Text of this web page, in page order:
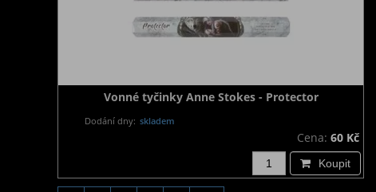
Vonné tyčinky Anne Stokes - Protector
Dodání dny: skladem
Cena: 60 Kč
Koupit